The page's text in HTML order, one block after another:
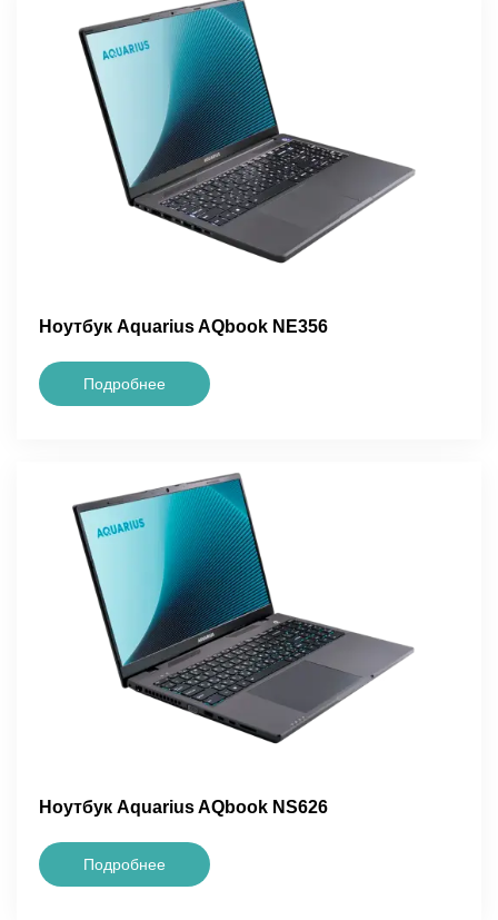
Ноутбук Aquarius AQbook NE356
Подробнее
Ноутбук Aquarius AQbook NS626
Подробнее